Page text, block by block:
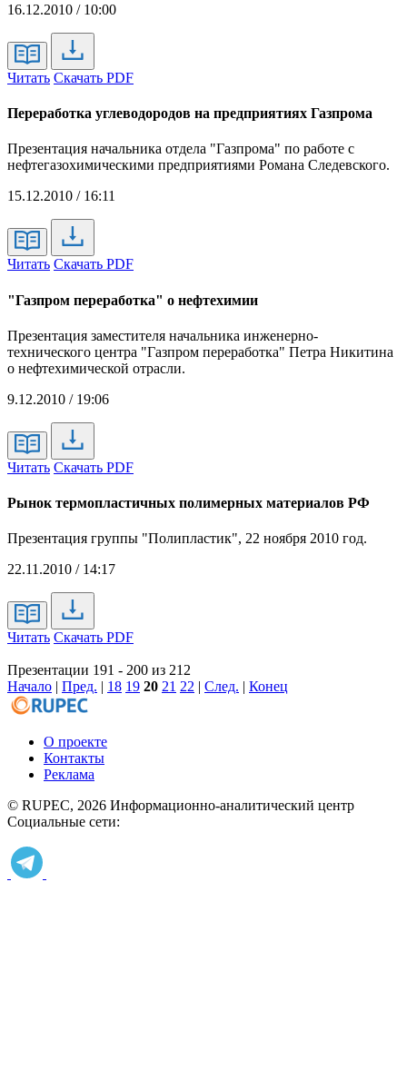
16.12.2010 / 10:00
Читать Скачать PDF
Переработка углеводородов на предприятиях Газпрома
Презентация начальника отдела "Газпрома" по работе с
нефтегазохимическими предприятиями Романа Следевского.
15.12.2010 / 16:11
Читать Скачать PDF
"Газпром переработка" о нефтехимии
Презентация заместителя начальника инженерно-
технического центра "Газпром переработка" Петра Никитина
о нефтехимической отрасли.
9.12.2010 / 19:06
Читать Скачать PDF
Рынок термопластичных полимерных материалов РФ
Презентация группы "Полипластик", 22 ноября 2010 год.
22.11.2010 / 14:17
Читать Скачать PDF
Презентации 191 - 200 из 212
Начало | Пред. | 18 19 20 21 22 | След. | Конец
О проекте
Контакты
Реклама
© RUPEC, 2026 Информационно-аналитический центр
Социальные сети: